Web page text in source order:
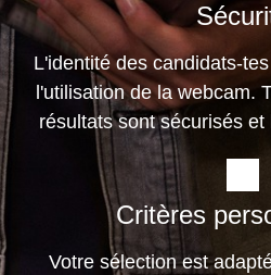
L'identité des candidats-
l'utilisation de la webcam.
résultats sont sécurisés
Critères
Votre sélection est